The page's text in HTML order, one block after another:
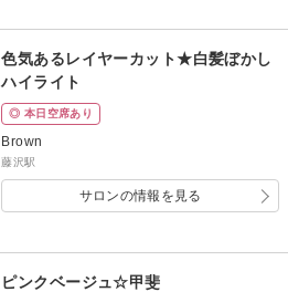
色気あるレイヤーカット★白髪ぼかし
ハイライト
◎ 本日空席あり
Brown
藤沢駅
サロンの情報を見る
ピンクベージュ☆甲斐